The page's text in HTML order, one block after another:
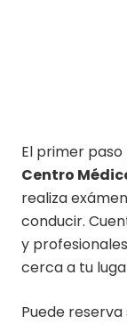
El primer
Centro
realiza
conducir.
y
cerca a tu
Puede